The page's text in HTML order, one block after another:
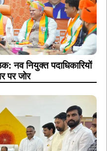
नव नियुक्त पदाधिकारियों
पर जोर